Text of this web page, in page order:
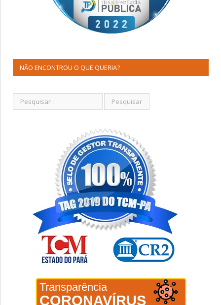
NÃO ENCONTROU O QUE QUERIA?
Transparência
CORONAVÍRUS